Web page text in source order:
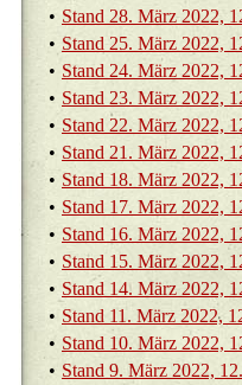
• Stand 28. März 2022,
• Stand 25. März 2022,
• Stand 24. März 2022,
• Stand 23. März 2022,
• Stand 22. März 2022,
• Stand 21. März 2022,
• Stand 18. März 2022,
• Stand 17. März 2022,
• Stand 16. März 2022,
• Stand 15. März 2022,
• Stand 14. März 2022,
• Stand 11. März 2022,
• Stand 10. März 2022,
• Stand 9. März 2022,